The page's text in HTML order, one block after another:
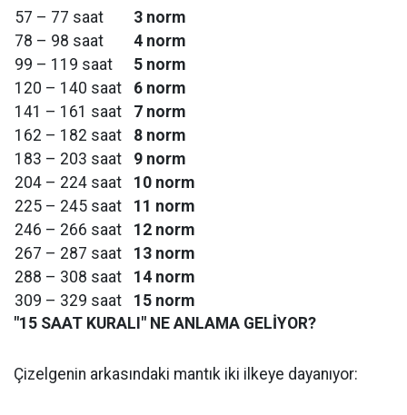
57 – 77 saat
3 norm
78 – 98 saat
4 norm
99 – 119 saat
5 norm
120 – 140 saat
6 norm
141 – 161 saat
7 norm
162 – 182 saat
8 norm
183 – 203 saat
9 norm
204 – 224 saat
10 norm
225 – 245 saat
11 norm
246 – 266 saat
12 norm
267 – 287 saat
13 norm
288 – 308 saat
14 norm
309 – 329 saat
15 norm
"15 SAAT KURALI" NE ANLAMA GELİYOR?
Çizelgenin arkasındaki mantık iki ilkeye dayanıyor: